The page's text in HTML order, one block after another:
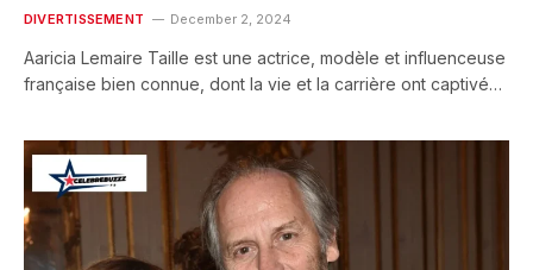
DIVERTISSEMENT December 2, 2024
Aaricia Lemaire Taille est une actrice, modèle et influenceuse
française bien connue, dont la vie et la carrière ont captivé…